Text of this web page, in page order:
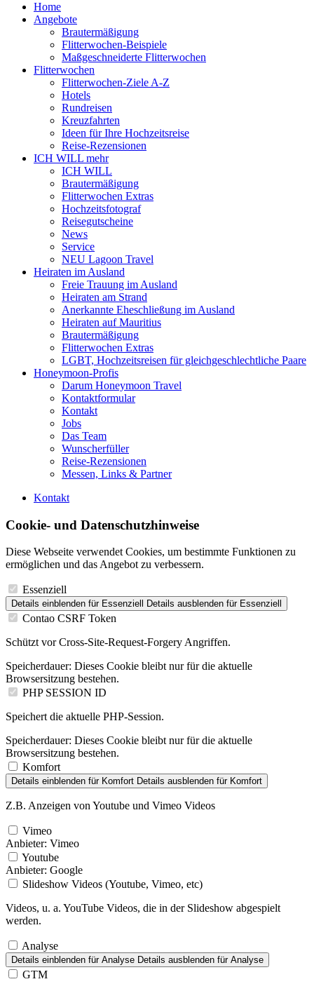
Home
Angebote
Brautermäßigung
Flitterwochen-Beispiele
Maßgeschneiderte Flitterwochen
Flitterwochen
Flitterwochen-Ziele A-Z
Hotels
Rundreisen
Kreuzfahrten
Ideen für Ihre Hochzeitsreise
Reise-Rezensionen
ICH WILL mehr
ICH WILL
Brautermäßigung
Flitterwochen Extras
Hochzeitsfotograf
Reisegutscheine
News
Service
NEU Lagoon Travel
Heiraten im Ausland
Freie Trauung im Ausland
Heiraten am Strand
Anerkannte Eheschließung im Ausland
Heiraten auf Mauritius
Brautermäßigung
Flitterwochen Extras
LGBT, Hochzeitsreisen für gleichgeschlechtliche Paare
Honeymoon-Profis
Darum Honeymoon Travel
Kontaktformular
Kontakt
Jobs
Das Team
Wunscherfüller
Reise-Rezensionen
Messen, Links & Partner
Kontakt
Cookie- und Datenschutzhinweise
Diese Webseite verwendet Cookies, um bestimmte Funktionen zu
ermöglichen und das Angebot zu verbessern.
Essenziell
Details einblenden für Essenziell Details ausblenden für Essenziell
Contao CSRF Token
Schützt vor Cross-Site-Request-Forgery Angriffen.
Speicherdauer: Dieses Cookie bleibt nur für die aktuelle
Browsersitzung bestehen.
PHP SESSION ID
Speichert die aktuelle PHP-Session.
Speicherdauer: Dieses Cookie bleibt nur für die aktuelle
Browsersitzung bestehen.
Komfort
Details einblenden für Komfort Details ausblenden für Komfort
Z.B. Anzeigen von Youtube und Vimeo Videos
Vimeo
Anbieter: Vimeo
Youtube
Anbieter: Google
Slideshow Videos (Youtube, Vimeo, etc)
Videos, u. a. YouTube Videos, die in der Slideshow abgespielt
werden.
Analyse
Details einblenden für Analyse Details ausblenden für Analyse
GTM